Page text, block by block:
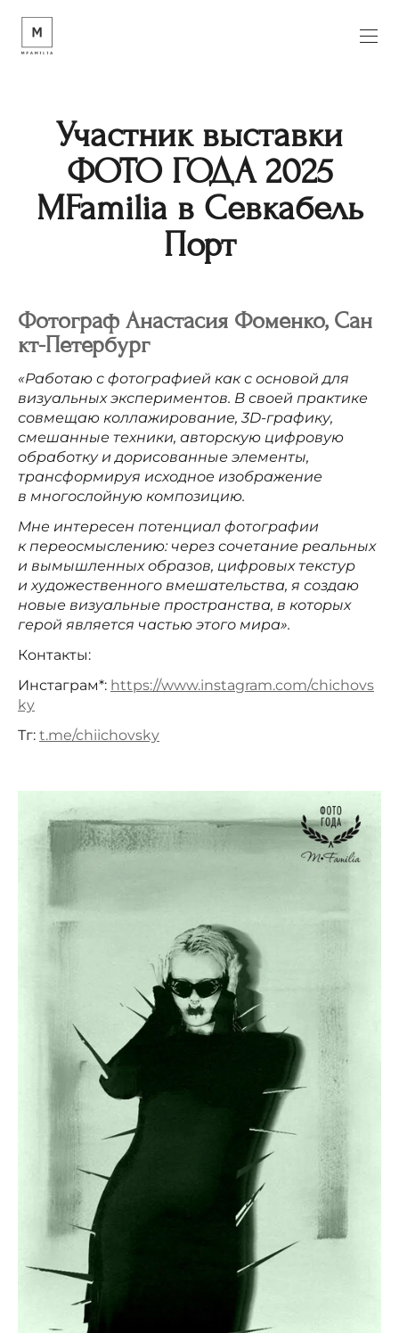
Участник выставки
ФОТО ГОДА 2025
MFamilia в Севкабель
Порт
Фотограф Анастасия Фоменко, Сан
кт-Петербург
«Работаю с фотографией как с основой для
визуальных экспериментов. В своей практике
совмещаю коллажирование, 3D-графику,
смешанные техники, авторскую цифровую
обработку и дорисованные элементы,
трансформируя исходное изображение
в многослойную композицию.
Мне интересен потенциал фотографии
к переосмыслению: через сочетание реальных
и вымышленных образов, цифровых текстур
и художественного вмешательства, я создаю
новые визуальные пространства, в которых
герой является частью этого мира».
Контакты:
Инстаграм*: https://www.instagram.com/chichovs
ky
Тг: t.me/chiichovsky